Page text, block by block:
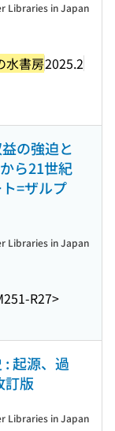
水書房2025.2
Libraries in Japan
の強迫と
ら21世紀
=ザルプ
R27>
Libraries in Japan
: 起源、過
訂版
Libraries in Japan